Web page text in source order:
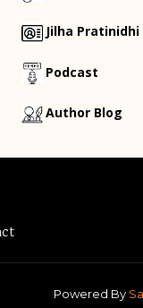
Jilha Pratinidhi
Podcast
Author Blog
Powered By